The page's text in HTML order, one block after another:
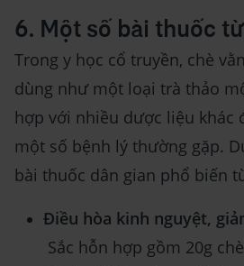
6. Một số bài thuốc
Trong y học cổ truyền, chè
dùng như một loại trà thảo
hợp với nhiều dược liệu khác
một số bệnh lý thường gặp.
bài thuốc dân gian phổ biến
Điều hòa kinh nguyệt,
Sắc hỗn hợp gồm 20g